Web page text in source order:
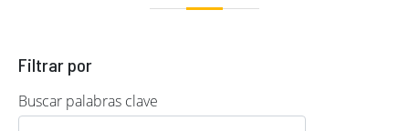
Filtrar por
Buscar palabras clave